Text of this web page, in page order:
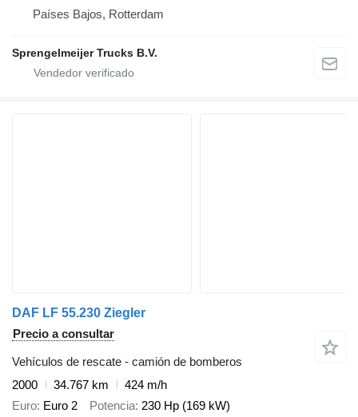
Países Bajos, Rotterdam
Sprengelmeijer Trucks B.V.
DAF LF 55.230 Ziegler
Precio a consultar
Vehículos de rescate - camión de bomberos
2000
34.767 km
424 m/h
Euro Euro 2 Potencia 230 Hp (169 kW)